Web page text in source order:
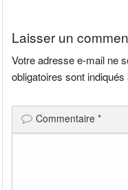
Laisser un
Votre adresse e-mail ne
obligatoires sont
Commentaire*